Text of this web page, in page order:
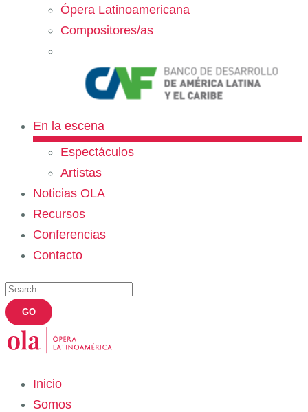
Ópera Latinoamericana
Compositores/as
En la escena
Espectáculos
Artistas
Noticias OLA
Recursos
Conferencias
Contacto
Inicio
Somos